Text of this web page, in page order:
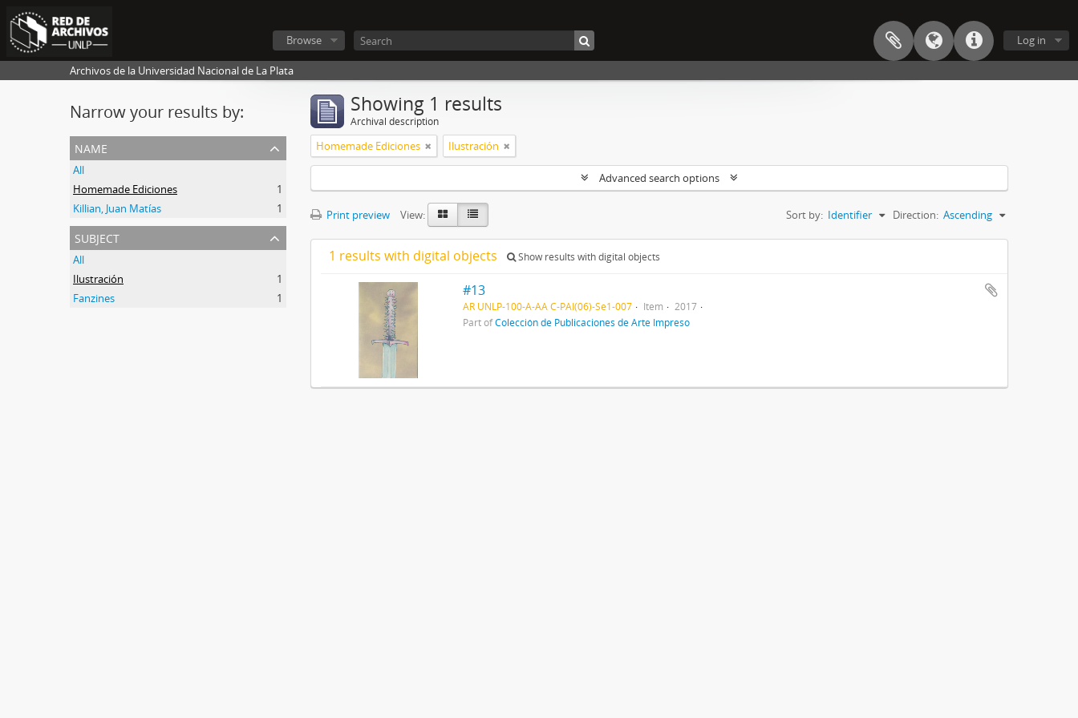
Log in
Browse
Archivos de la Universidad Nacional de La Plata
Narrow your results by:
name
All
Homemade Ediciones
1
Killian, Juan Matías
1
subject
All
Ilustración
1
Fanzines
1
Showing 1 results
Archival description
Homemade Ediciones Ilustración
Advanced search options
Print preview View: Sort by: Identifier Direction: Ascending
1 results with digital objects Show results with digital objects
#13
AR UNLP-100-A-AA C-PAI(06)-Se1-007 Item
2017
Part ofColección de Publicaciones de Arte Impreso